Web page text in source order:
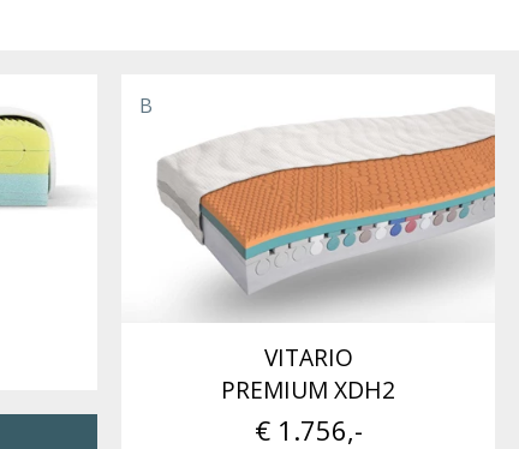
B
VITARIO
PREMIUM XDH2
€ 1.756,-